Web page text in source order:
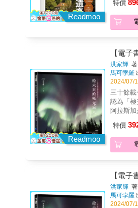
Readmoo
產生？
者深入
蜘蛛人
˙哪些
不簡單
綜合遺
希臘、
處世界
華，必
亞洲、美
特價
Readmoo
【電子
洪家輝 著
馬可孛羅
2024/07/
三十餘
認為「極
阿拉斯
往返，
未有的幸
形態的
發追極
怎麼拍？
特價
【電
洪家輝 著
馬可孛羅
2024/07/